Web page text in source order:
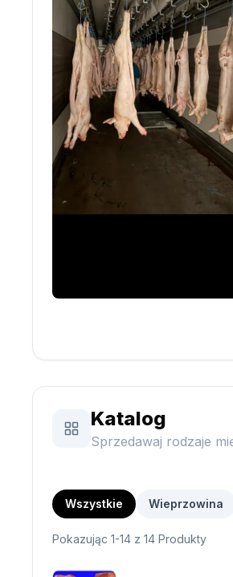
Katalog
Sprzedawaj rodzaje
Wszystkie Wieprzowina
Pokazując 1-14 z 14 Produkty